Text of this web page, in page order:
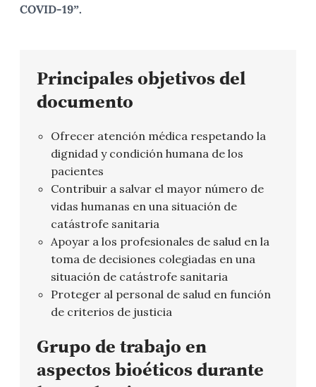
COVID-19”.
Principales objetivos del
documento
Ofrecer atención médica respetando la
dignidad y condición humana de los
pacientes
Contribuir a salvar el mayor número de
vidas humanas en una situación de
catástrofe sanitaria
Apoyar a los profesionales de salud en la
toma de decisiones colegiadas en una
situación de catástrofe sanitaria
Proteger al personal de salud en función
de criterios de justicia
Grupo de trabajo en
aspectos bioéticos durante